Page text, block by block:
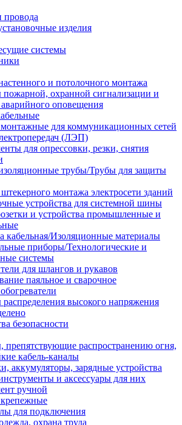
провода
изделия
системы
и потолочного монтажа
охранной сигнализации и
оповещения
для коммуникационных сетей
(ЛЭП)
для опрессовки, резки, снятия
трубы/Трубы для защиты
монтажа электросети зданий
устройства для системной шины
и устройства промышленные и
кабельная/Изоляционные материалы
приборы/Технологические и
системы
для шлангов и рукавов
паяльное и сварочное
высокого напряжения
безопасности
препятствующие распространению огня,
кабель-каналы
аккумуляторы, зарядные устройства
и аксессуары для них
ручной
для подключения
охрана труда